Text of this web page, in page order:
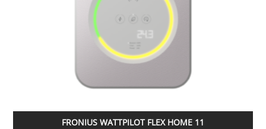
FRONIUS WATTPILOT FLEX HOME 11